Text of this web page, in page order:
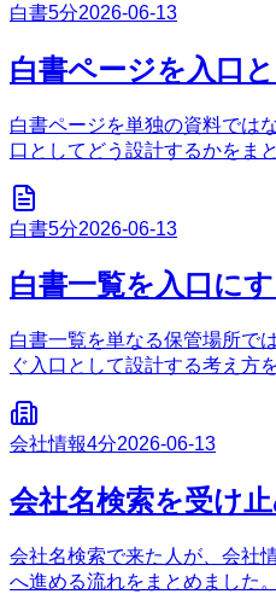
白書5分2026-06-13
白書ページを入口
白書ページを単独の資料では
口としてどう設計するかをま
白書5分2026-06-13
白書一覧を入口に
白書一覧を単なる保管場所で
ぐ入口として設計する考え方
会社情報4分2026-06-13
会社名検索を受け
会社名検索で来た人が、会社
へ進める流れをまとめました。